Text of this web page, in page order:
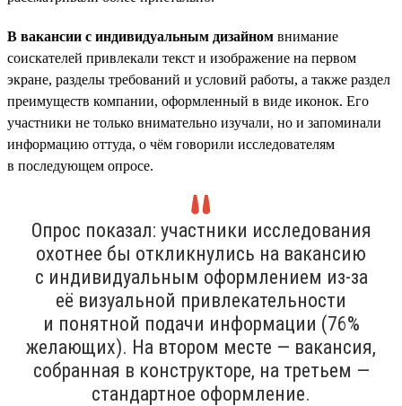
В вакансии с индивидуальным дизайном внимание
соискателей привлекали текст и изображение на первом
экране, разделы требований и условий работы, а также раздел
преимуществ компании, оформленный в виде иконок. Его
участники не только внимательно изучали, но и запоминали
информацию оттуда, о чём говорили исследователям
в последующем опросе.
Опрос показал: участники исследования
охотнее бы откликнулись на вакансию
с индивидуальным оформлением из-за
её визуальной привлекательности
и понятной подачи информации (76%
желающих). На втором месте — вакансия,
собранная в конструкторе, на третьем —
стандартное оформление.